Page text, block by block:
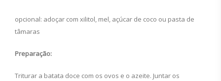
opcional: adoçar com xilitol, mel, açúcar de coco ou pasta de
tâmaras
Preparação:
Triturar a batata doce com os ovos e o azeite. Juntar os